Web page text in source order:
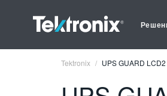
Tektronix UPS GUARD LCD2